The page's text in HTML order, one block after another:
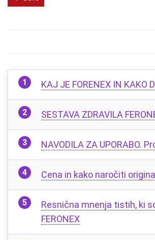
KAJ JE FORENEX IN KAKO
SESTAVA ZDRAVILA
NAVODILA ZA UPORABO.
Cena in kako naročiti
Resnična mnenja tistih, ki
FERONEX